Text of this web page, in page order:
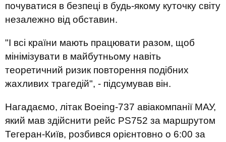
почуватися в безпеці в будь-якому куточку світу
незалежно від обставин.
"І всі країни мають працювати разом, щоб
мінімізувати в майбутньому навіть
теоретичний ризик повторення подібних
жахливих трагедій", - підсумував він.
Нагадаємо, літак Boeing-737 авіакомпанії МАУ,
який мав здійснити рейс PS752 за маршрутом
Тегеран-Київ, розбився орієнтовно о 6:00 за